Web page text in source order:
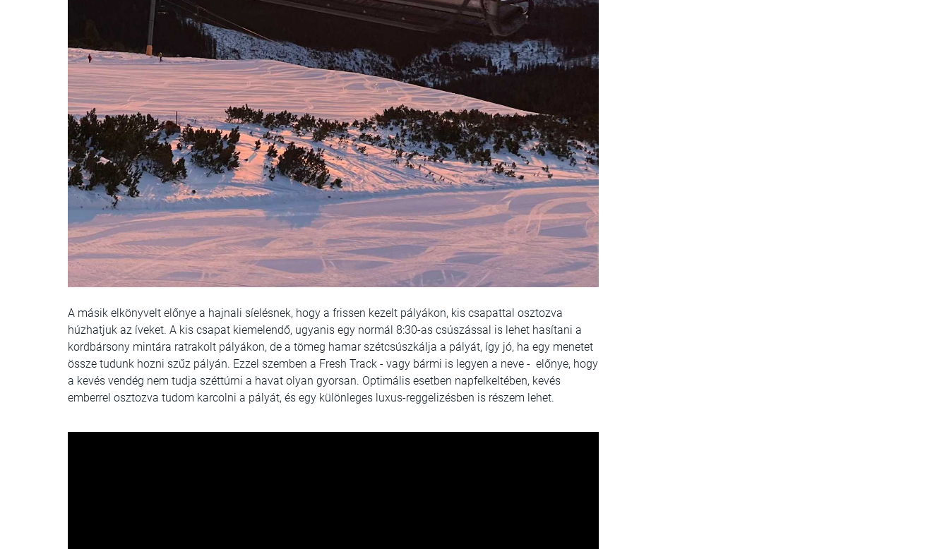
A másik elkönyvelt előnye a hajnali síelésnek, hogy a frissen kezelt pályákon, kis csapattal osztozva
húzhatjuk az íveket. A kis csapat kiemelendő, ugyanis egy normál 8:30-as csúszással is lehet hasítani a
kordbársony mintára ratrakolt pályákon, de a tömeg hamar szétcsúszkálja a pályát, így jó, ha egy menetet
össze tudunk hozni szűz pályán. Ezzel szemben a Fresh Track - vagy bármi is legyen a neve - előnye, hogy
a kevés vendég nem tudja széttúrni a havat olyan gyorsan. Optimális esetben napfelkeltében, kevés
emberrel osztozva tudom karcolni a pályát, és egy különleges luxus-reggelizésben is részem lehet.